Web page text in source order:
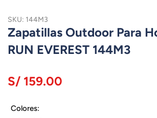
SKU: 144M3
Zapatillas Outdoor Para
RUN EVEREST 144M3
S/ 159.00
Colores: